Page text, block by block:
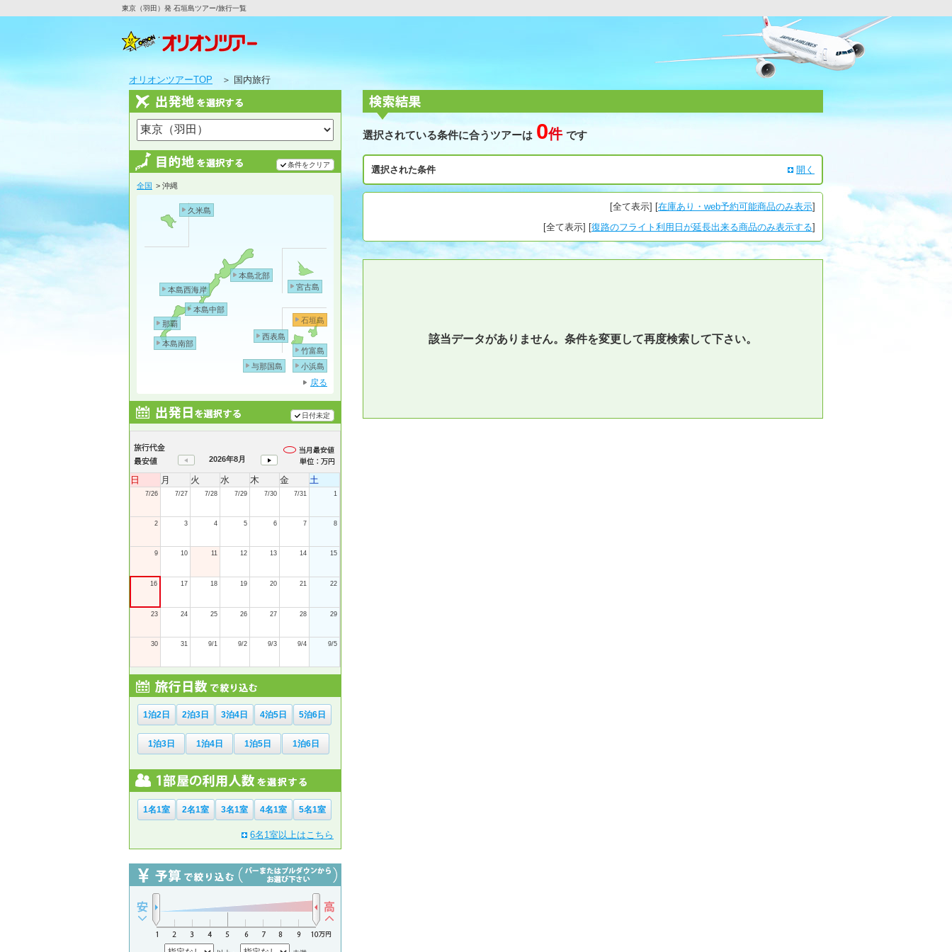
東京（羽田）発 石垣島ツアー/旅行一覧
オリオンツアーTOP ＞ 国内旅行
条件をクリア
全国 > 沖縄
戻る
那覇
本島南部
本島中部
本島西海岸
本島北部
久米島
宮古島
石垣島
西表島
小浜島
竹富島
与那国島
日付未定
2026年8月
日 月 火 水 木 金 土
7/26 7/27 7/28 7/29 7/30 7/31 1
2 3 4 5 6 7 8
9 10 11 12 13 14 15
16 17 18 19 20 21 22
23 24 25 26 27 28 29
30 31 9/1 9/2 9/3 9/4 9/5
1泊2日 2泊3日 3泊4日 4泊5日 5泊6日
1泊3日 1泊4日 1泊5日 1泊6日
1名1室 2名1室 3名1室 4名1室 5名1室
6名1室以上はこちら
選択されている条件に合うツアーは 0件 です
選択された条件 開く
[全て表示] [在庫あり・web予約可能商品のみ表示]
[全て表示] [復路のフライト利用日が延長出来る商品のみ表示する]
該当データがありません。条件を変更して再度検索して下さい。